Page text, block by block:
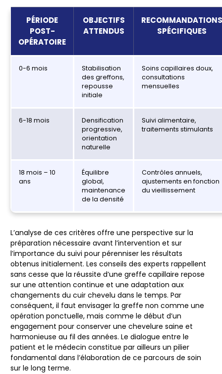
PÉRIODE
POST-
OPÉRATOIRE
OBJECTIFS
ATTENDUS
RECOMMANDATIONS
SPÉCIFIQUES
0-6 mois
Stabilisation
des greffons,
repousse
initiale
Soins capillaires doux,
consultations
mensuelles
6-18 mois
Densification
progressive,
orientation
naturelle
Suivi alimentaire,
traitements stimulants
18 mois – 10
ans
Équilibre
global,
maintenance
de la densité
Contrôles annuels,
ajustements en fonction
du vieillissement
L’analyse de ces critères offre une perspective sur la
préparation nécessaire avant l’intervention et sur
l’importance du suivi pour pérenniser les résultats
obtenus initialement. Les conseils des experts rappellent
sans cesse que la réussite d’une greffe capillaire repose
sur une attention continue et une adaptation aux
changements du cuir chevelu dans le temps. Par
conséquent, il faut envisager la greffe non comme une
opération ponctuelle, mais comme le début d’un
engagement pour conserver une chevelure saine et
harmonieuse au fil des années. Le dialogue entre le
patient et le médecin constitue par ailleurs un pilier
fondamental dans l’élaboration de ce parcours de soin
sur le long terme.